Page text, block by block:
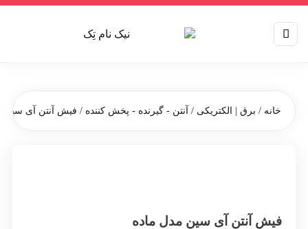
خانه / برق | الکتریکی / آنتن - گیرنده - پخش کننده / فیش آنتن آی سین
فیش آنتن آی سین مدل ماده